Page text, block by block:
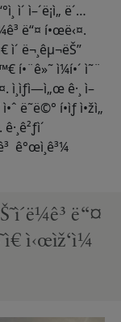
ì–´ë¡ì„ ë´…
ë“¤ í•œë‹¤.
ì´ ë¬¸êµ¬ëŠ”
í•¨ê»˜ ì¼í•´ ì˜¨
ê·¸ ì–
ë˜ë©° í•­ìƒ ì•žì„
ê°œì¸ê³¼
ë“¤
ì‹œìž‘ì¼